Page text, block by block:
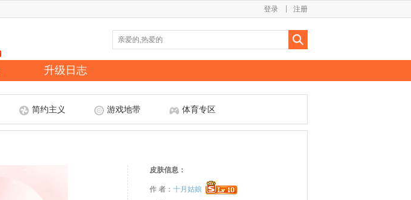
注册
登录
升级日志
简约主义 游戏地带 体育专区
皮肤信息：
作 者： 十月姑娘